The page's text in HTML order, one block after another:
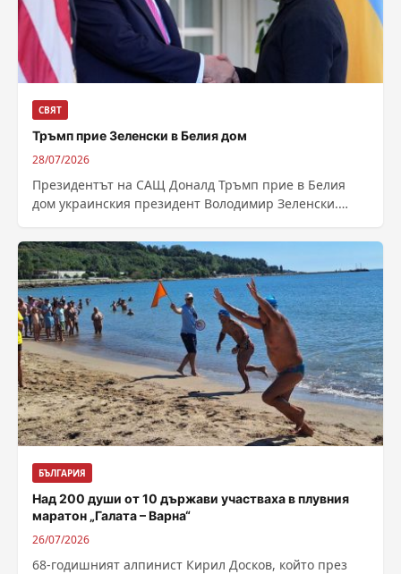
СВЯТ
Тръмп прие Зеленски в Белия дом
28/07/2026
Президентът на САЩ Доналд Тръмп прие в Белия
дом украинския президент Володимир Зеленски.
партньорство и...
БЪЛГАРИЯ
Над 200 души от 10 държави участваха в плувния
маратон „Галата – Варна“
26/07/2026
68-годишният алпинист Кирил Досков, който през